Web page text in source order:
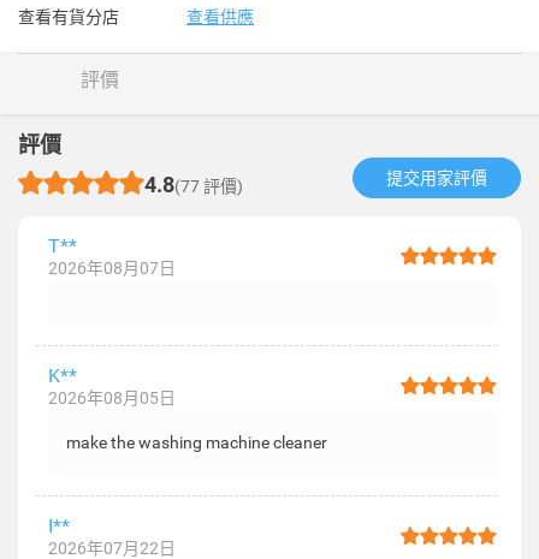
查看有貨分店 查看供應
評價
評價
4.8(77 評價) 提交用家評價​
T**
2026年08月07日
K**
2026年08月05日
make the washing machine cleaner
I**
2026年07月22日